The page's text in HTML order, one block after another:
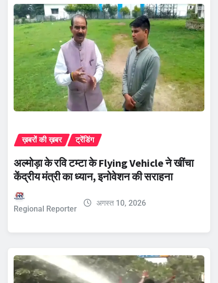
ख़बरों की ख़बर ट्रेंडिंग
अल्मोड़ा के रवि टम्टा के Flying Vehicle ने खींचा
केंद्रीय मंत्री का ध्यान, इनोवेशन की सराहना
Regional Reporter
अगस्त 10, 2026